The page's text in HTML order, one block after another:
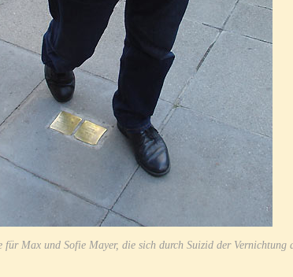
Max und Sofie Mayer, die sich durch Suizid der Vernichtung